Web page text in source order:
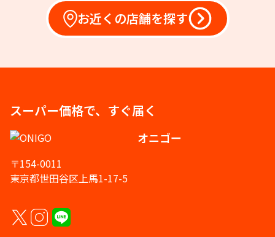
お近くの店舗を探す
スーパー価格で、すぐ届く
オニゴー
〒154-0011
東京都世田谷区上馬1-17-5